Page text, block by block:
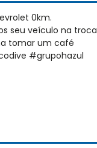
0km.
seu veículo na troca
tomar um café
#grupohazul